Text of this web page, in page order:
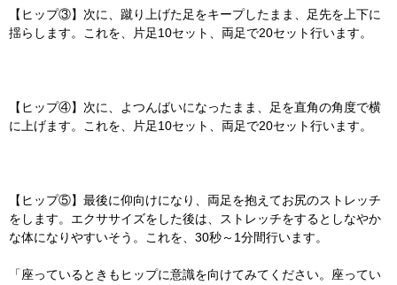
【ヒップ③】次に、蹴り上げた足をキープしたまま、足先を上下に
揺らします。これを、片足10セット、両足で20セット行います。
【ヒップ④】次に、よつんばいになったまま、足を直角の角度で横
に上げます。これを、片足10セット、両足で20セット行います。
【ヒップ⑤】最後に仰向けになり、両足を抱えてお尻のストレッチ
をします。エクササイズをした後は、ストレッチをするとしなやか
な体になりやすいそう。これを、30秒～1分間行います。
「座っているときもヒップに意識を向けてみてください。座ってい